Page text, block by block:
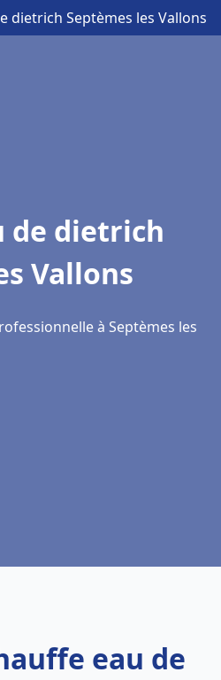
dietrich Septèmes les Vallons
de dietrich
Vallons
à Septèmes les
eau de